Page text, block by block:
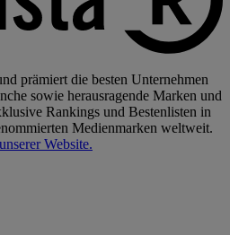
prämiert die besten Unternehmen
sowie herausragende Marken und
Rankings und Bestenlisten in
Medienmarken weltweit.
Website.